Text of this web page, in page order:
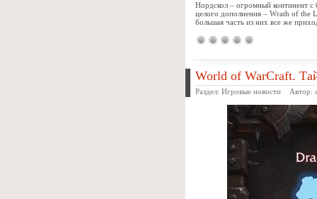
Нордскол – огромный континент с
целого дополнения – Wrath of the
большая часть из них все же
World of WarCraft.
Раздел: Игровые новости Автор: